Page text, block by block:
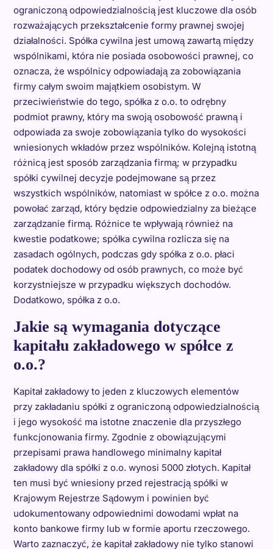
ograniczoną odpowiedzialnością jest kluczowe dla osób
rozważających przekształcenie formy prawnej swojej
działalności. Spółka cywilna jest umową zawartą między
wspólnikami, która nie posiada osobowości prawnej, co
oznacza, że wspólnicy odpowiadają za zobowiązania
firmy całym swoim majątkiem osobistym. W
przeciwieństwie do tego, spółka z o.o. to odrębny
podmiot prawny, który ma swoją osobowość prawną i
odpowiada za swoje zobowiązania tylko do wysokości
wniesionych wkładów przez wspólników. Kolejną istotną
różnicą jest sposób zarządzania firmą; w przypadku
spółki cywilnej decyzje podejmowane są przez
wszystkich wspólników, natomiast w spółce z o.o. można
powołać zarząd, który będzie odpowiedzialny za bieżące
zarządzanie firmą. Różnice te wpływają również na
kwestie podatkowe; spółka cywilna rozlicza się na
zasadach ogólnych, podczas gdy spółka z o.o. płaci
podatek dochodowy od osób prawnych, co może być
korzystniejsze w przypadku większych dochodów.
Dodatkowo, spółka z o.o.
Jakie są wymagania dotyczące
kapitału zakładowego w spółce z
o.o.?
Kapitał zakładowy to jeden z kluczowych elementów
przy zakładaniu spółki z ograniczoną odpowiedzialnością
i jego wysokość ma istotne znaczenie dla przyszłego
funkcjonowania firmy. Zgodnie z obowiązującymi
przepisami prawa handlowego minimalny kapitał
zakładowy dla spółki z o.o. wynosi 5000 złotych. Kapitał
ten musi być wniesiony przed rejestracją spółki w
Krajowym Rejestrze Sądowym i powinien być
udokumentowany odpowiednimi dowodami wpłat na
konto bankowe firmy lub w formie aportu rzeczowego.
Warto zaznaczyć, że kapitał zakładowy nie tylko stanowi